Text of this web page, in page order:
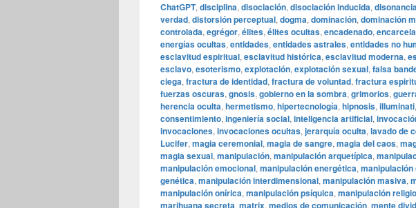
ChatGPT, disciplina, disociación, disociación inducida,
verdad, distorsión perceptual, dogma, dominación, dominación
controlada, egrégor, élites, élites ocultas, encadenado,
energías ocultas, entidades, entidades astrales, entidades no
esclavitud espiritual, esclavitud histórica, esclavitud moderna,
esclavo, esoterismo, explotación, explotación sexual, falsa
ciega, fractura de identidad, fractura de voluntad, fractura
fuerzas oscuras, gnosis, gobierno en la sombra, grimorios,
herencia oculta, hermetismo, hipertecnología, hipnosis, illuminati,
consentimiento, ingeniería social, inteligencia artificial,
invocaciones, invocaciones ocultas, jerarquía oculta, lavado de
Lucifer, magia ceremonial, magia de sangre, magia del caos,
magia sexual, manipulación, manipulación arquetípica,
manipulación emocional, manipulación energética,
genética, manipulación interdimensional, manipulación masiva,
manipulación onírica, manipulación psíquica, manipulación
marihuana secreta, matrix, medios de comunicación, mente